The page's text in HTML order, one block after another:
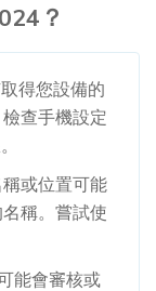
？
得您設備的
查手機設定
或位置可能
稱。嘗試使
能會審核或